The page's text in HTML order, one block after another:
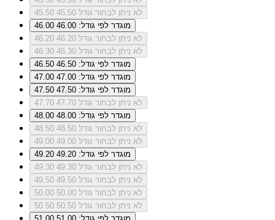
45.50
לא ניתן לבחור גודל 45.50
46.00
מוגדר לפי גודל: 46.00
46.20
לא ניתן לבחור גודל 46.20
46.30
לא ניתן לבחור גודל 46.30
46.50
מוגדר לפי גודל: 46.50
47.00
מוגדר לפי גודל: 47.00
47.50
מוגדר לפי גודל: 47.50
47.70
לא ניתן לבחור גודל 47.70
48.00
מוגדר לפי גודל: 48.00
48.50
לא ניתן לבחור גודל 48.50
49.00
לא ניתן לבחור גודל 49.00
49.20
מוגדר לפי גודל: 49.20
49.30
לא ניתן לבחור גודל 49.30
49.50
לא ניתן לבחור גודל 49.50
50.00
לא ניתן לבחור גודל 50.00
50.50
לא ניתן לבחור גודל 50.50